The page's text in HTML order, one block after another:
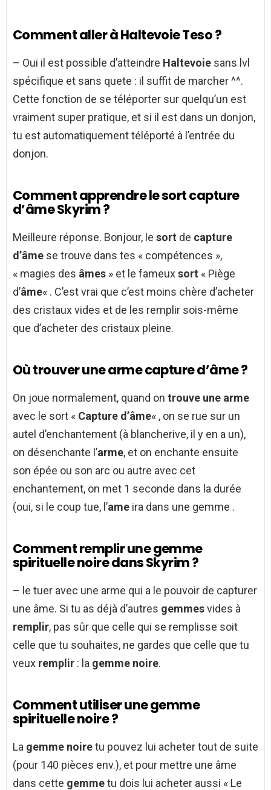
Comment aller à Haltevoie Teso ?
– Oui il est possible d’atteindre Haltevoie sans lvl
spécifique et sans quete : il suffit de marcher ^^.
Cette fonction de se téléporter sur quelqu’un est
vraiment super pratique, et si il est dans un donjon,
tu est automatiquement téléporté à l’entrée du
donjon.
Comment apprendre le sort capture
d’âme Skyrim ?
Meilleure réponse. Bonjour, le sort de capture
d’âme se trouve dans tes « compétences »,
« magies des âmes » et le fameuxsort « Piège
d’âme« . C’est vrai que c’est moins chère d’acheter
des cristaux vides et de les remplir sois-même
que d’acheter des cristaux pleine.
Où trouver une arme capture d’âme ?
On joue normalement, quand on trouve une arme
avec le sort « Capture d’âme« , on se rue sur un
autel d’enchantement (à blancherive, il y en a un),
on désenchante l’arme, et on enchante ensuite
son épée ou son arc ou autre avec cet
enchantement, on met 1 seconde dans la durée
(oui, si le coup tue, l’ame ira dans une gemme .
Comment remplir une gemme
spirituelle noire dans Skyrim ?
– le tuer avec une arme qui a le pouvoir de capturer
une âme. Si tu as déjà d’autres gemmesvides à
remplir, pas sûr que celle qui se remplisse soit
celle que tu souhaites, ne gardes que celle que tu
veux remplir : la gemme noire.
Comment utiliser une gemme
spirituelle noire ?
La gemme noiretu pouvez lui acheter tout de suite
(pour 140 pièces env.), et pour mettre une âme
dans cette gemmetu dois lui acheter aussi « Le